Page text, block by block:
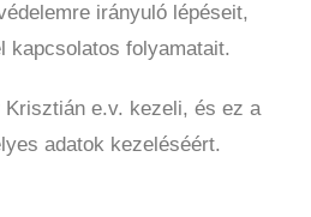
irányuló lépéseit,
kapcsolatos folyamatait.
e.v. kezeli, és ez a
adatok kezeléséért.